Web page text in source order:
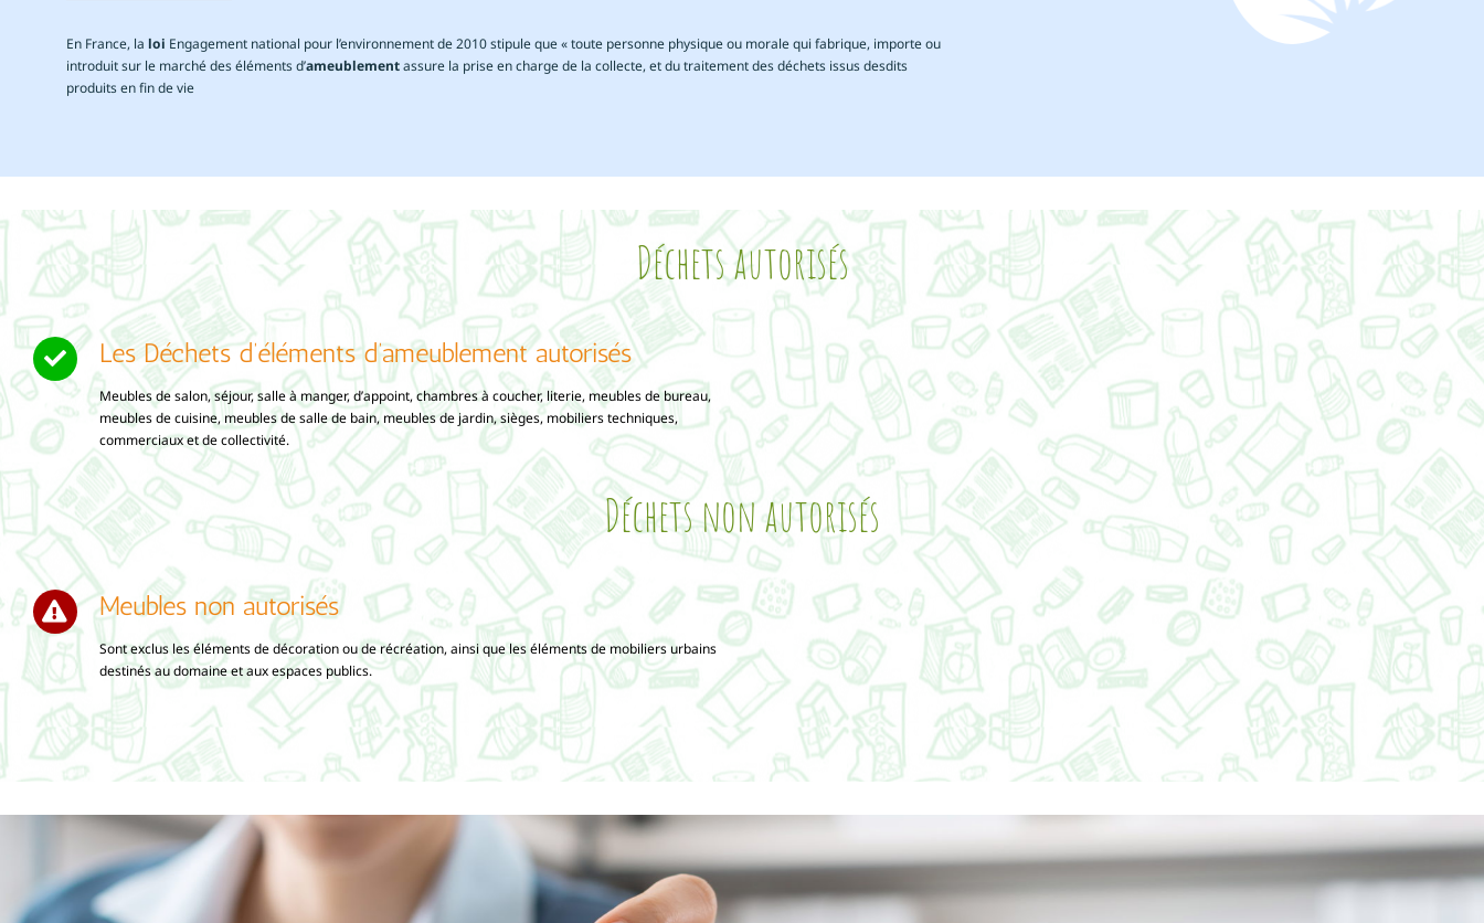
En France, la loi Engagement national pour l’environnement de 2010 stipule que « toute personne physique ou morale qui fabrique, importe ou
introduit sur le marché des éléments d’ameublementassure la prise en charge de la collecte, et du traitement des déchets issus desdits
produits en fin de vie
Déchets autorisés
Les Déchets d’éléments d’ameublement autorisés
Meubles de salon, séjour, salle à manger, d’appoint, chambres à coucher, literie, meubles de bureau,
meubles de cuisine, meubles de salle de bain, meubles de jardin, sièges, mobiliers techniques,
commerciaux et de collectivité.
Déchets non autorisés
Meubles non autorisés
Sont exclus les éléments de décoration ou de récréation, ainsi que les éléments de mobiliers urbains
destinés au domaine et aux espaces publics.